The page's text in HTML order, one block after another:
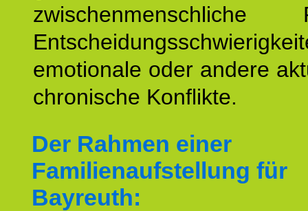
zwischenmenschliche
emotionale oder andere
chronische Konflikte.
Der Rahmen einer
Familienaufstellung für
Bayreuth: